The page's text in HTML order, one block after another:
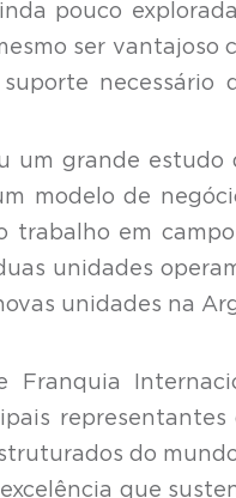
pouco
ser vantajoso
necessário
um grande
modelo de
trabalho em
unidades
unidades na
do
que